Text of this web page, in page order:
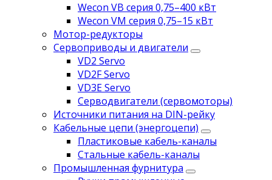
Wecon VB серия 0,75–400 кВт
Wecon VM серия 0,75–15 кВт
Мотор-редукторы
Сервоприводы и двигатели
VD2 Servo
VD2F Servo
VD3E Servo
Серводвигатели (сервомоторы)
Источники питания на DIN-рейку
Кабельные цепи (энергоцепи)
Пластиковые кабель-каналы
Стальные кабель-каналы
Промышленная фурнитура